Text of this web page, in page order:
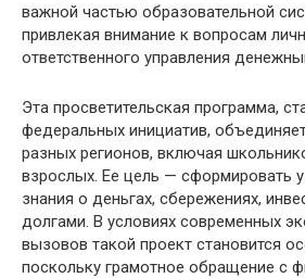
важной частью образовательной
привлекая внимание к вопросам
ответственного управления
Эта просветительская программа,
федеральных инициатив,
разных регионов, включая
взрослых. Ее цель — сформировать
знания о деньгах, сбережениях,
долгами. В условиях современных
вызовов такой проект становится
поскольку грамотное обращение с